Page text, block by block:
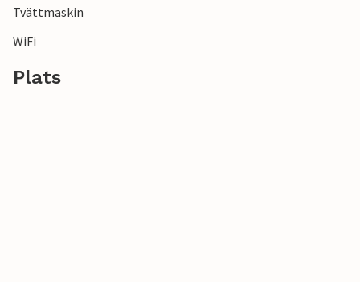
Tvättmaskin
WiFi
Plats